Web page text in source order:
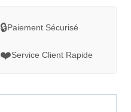
🔒Paiement Sécurisé
❤️Service Client Rapide